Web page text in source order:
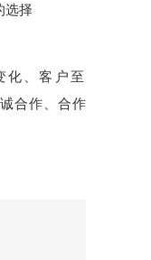
选择
化、客户至
合作、合作